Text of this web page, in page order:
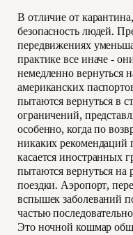
В отличие от
безопасность людей.
передвижениях
практике все иначе -
немедленно вернуться
американских
пытаются вернуться в
ограничений,
особенно, когда по
никаких рекомендаций
касается
пытаются вернуться на
поездки. Аэропорт,
вспышек заболеваний
частью
Это ночной кошмар